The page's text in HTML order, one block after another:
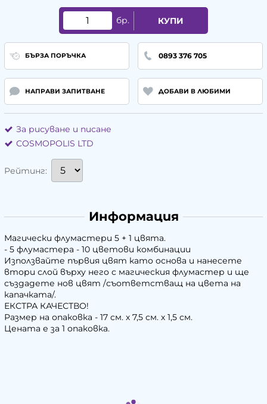
бр. КУПИ
БЪРЗА ПОРЪЧКА 0893 376 705
НАПРАВИ ЗАПИТВАНЕ ДОБАВИ В ЛЮБИМИ
За рисуване и писане
COSMOPOLIS LTD
Рейтинг:
Информация
Магически флумастери 5 + 1 цвята.
- 5 флумастера - 10 цветови комбинации
Използвайте първия цвят като основа и нанесете
втори слой върху него с магическия флумастер и ще
създадете нов цвят /съответстващ на цвета на
капачката/.
ЕКСТРА КАЧЕСТВО!
Размер на опаковка - 17 см. х 7,5 см. х 1,5 см.
Цената е за 1 опаковка.